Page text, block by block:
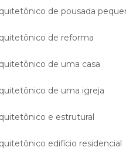
de pousada
de reforma
de uma casa
de uma igreja
e estrutural
edifício residencial